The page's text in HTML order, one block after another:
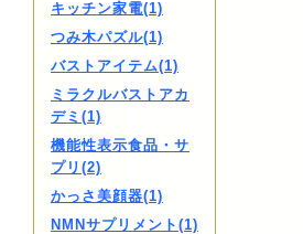
キッチン家電(1)
つみ木パズル(1)
バストアイテム(1)
ミラクルバストアカ
デミ(1)
機能性表示食品・サ
プリ(2)
かっさ美顔器(1)
NMNサプリメント(1)